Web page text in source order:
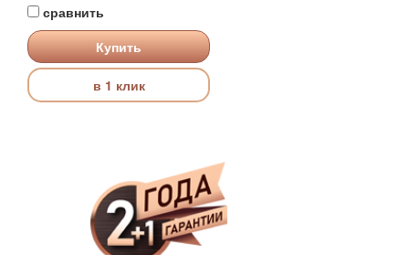
сравнить
Купить
в 1 клик